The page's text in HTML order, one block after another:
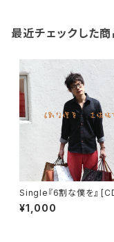
最近チェックした商
Single『6割な僕を』
¥1,000